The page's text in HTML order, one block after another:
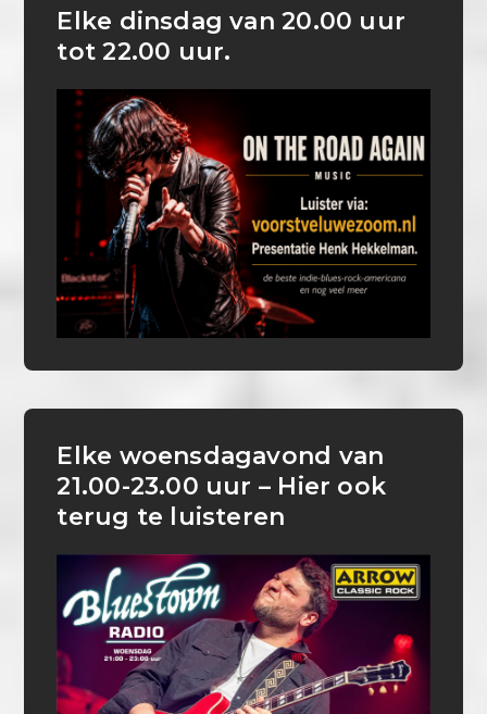
Elke dinsdag van 20.00 uur
tot 22.00 uur.
Elke woensdagavond van
21.00-23.00 uur – Hier ook
terug te luisteren